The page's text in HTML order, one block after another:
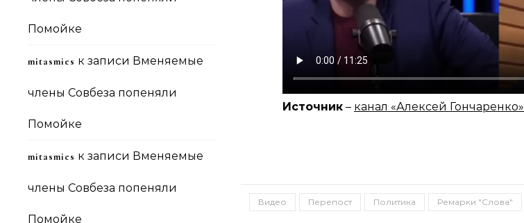
Помойке
mitasmies к записи Вменяемые
члены Совбеза попеняли
Помойке
mitasmies к записи Вменяемые
члены Совбеза попеняли
Помойке
Источник – канал «Алексей Гончаренко»
Видео Перепост Политика Ремарки "Слова"